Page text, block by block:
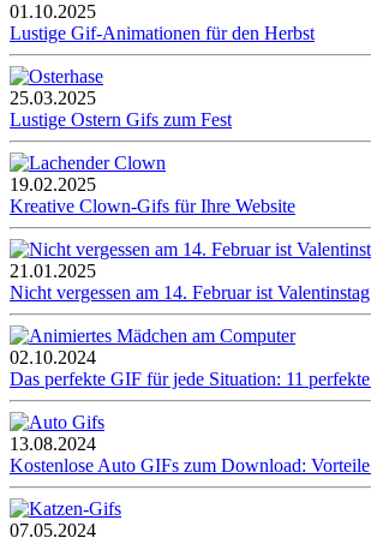
01.10.2025
Lustige Gif-Animationen für den Herbst
25.03.2025
Lustige Ostern Gifs zum Fest
19.02.2025
Kreative Clown-Gifs für Ihre Website
21.01.2025
Nicht vergessen am 14. Februar ist Valentinstag
02.10.2024
Das perfekte GIF für jede Situation: 11
13.08.2024
Kostenlose Auto GIFs zum Download:
07.05.2024